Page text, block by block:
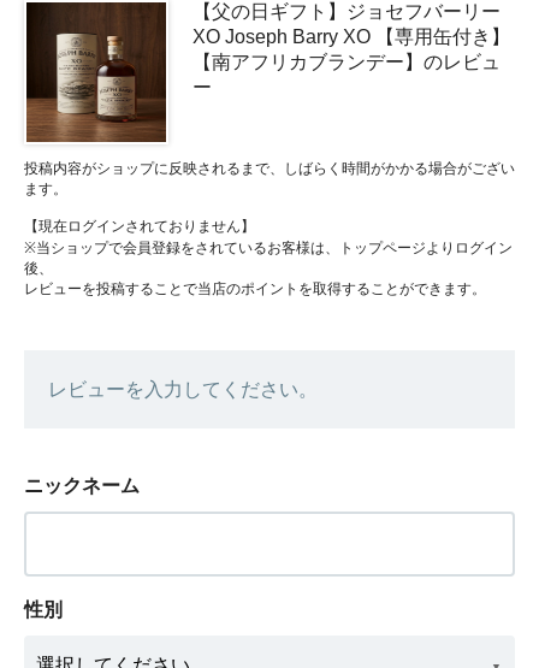
【父の日ギフト】ジョセフバーリー
XO Joseph Barry XO 【専用缶付き】
【南アフリカブランデー】のレビュ
ー
投稿内容がショップに反映されるまで、しばらく時間がかかる場合がござい
ます。
【現在ログインされておりません】
※当ショップで会員登録をされているお客様は、トップページよりログイン
後、
レビューを投稿することで当店のポイントを取得することができます。
レビューを入力してください。
ニックネーム
性別